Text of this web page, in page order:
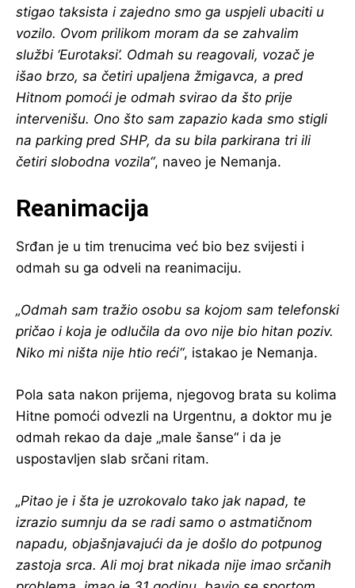
stigao taksista i zajedno smo ga uspjeli ubaciti u
vozilo. Ovom prilikom moram da se zahvalim
službi ‘Eurotaksi’. Odmah su reagovali, vozač je
išao brzo, sa četiri upaljena žmigavca, a pred
Hitnom pomoći je odmah svirao da što prije
intervenišu. Ono što sam zapazio kada smo stigli
na parking pred SHP, da su bila parkirana tri ili
četiri slobodna vozila“, naveo je Nemanja.
Reanimacija
Srđan je u tim trenucima već bio bez svijesti i
odmah su ga odveli na reanimaciju.
„Odmah sam tražio osobu sa kojom sam telefonski
pričao i koja je odlučila da ovo nije bio hitan poziv.
Niko mi ništa nije htio reći“, istakao je Nemanja.
Pola sata nakon prijema, njegovog brata su kolima
Hitne pomoći odvezli na Urgentnu, a doktor mu je
odmah rekao da daje „male šanse“ i da je
uspostavljen slab srčani ritam.
„Pitao je i šta je uzrokovalo tako jak napad, te
izrazio sumnju da se radi samo o astmatičnom
napadu, objašnjavajući da je došlo do potpunog
zastoja srca. Ali moj brat nikada nije imao srčanih